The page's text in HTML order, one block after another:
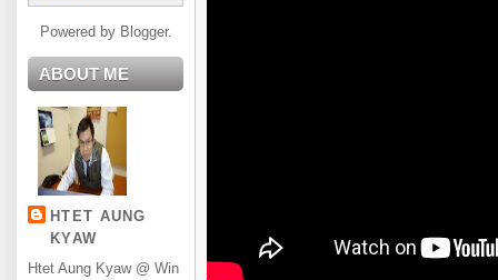
Powered by Blogger.
ABOUT ME
HTET AUNG
KYAW
Htet Aung Kyaw @ Win